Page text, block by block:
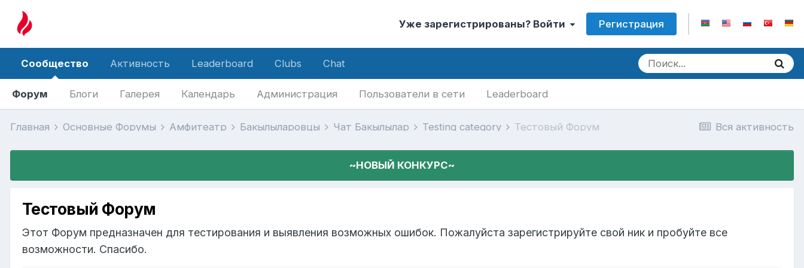
Уже зарегистрированы? Войти Регистрация
Сообщество
Форум Блоги Галерея Календарь Администрация Пользователи в сети Leaderboard
Активность Leaderboard Clubs Chat
Вся активность
Главная Основные Форумы Амфитеатр Бакылыларовцы Чат Бакылылар Testing category Тестовый Форум
~НОВЫЙ КОНКУРС~
Тестовый Форум
Этот Форум предназначен для тестирования и выявления возможных ошибок. Пожалуйста зарегистрируйте свой ник и пробуйте все
возможности. Спасибо.